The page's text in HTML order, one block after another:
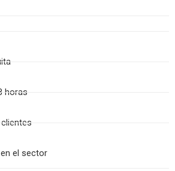
horas
el sector